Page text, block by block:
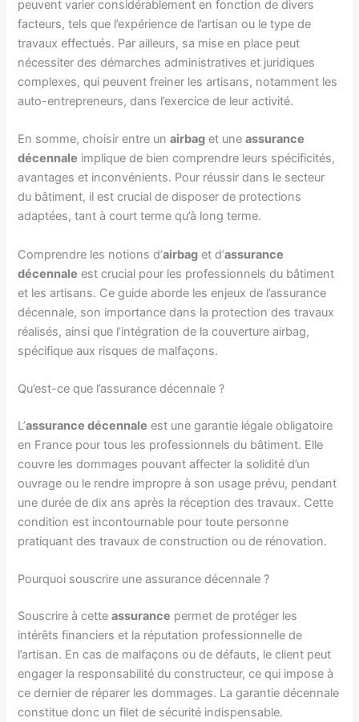
peuvent varier considérablement en fonction de divers
facteurs, tels que l’expérience de l’artisan ou le type de
travaux effectués. Par ailleurs, sa mise en place peut
nécessiter des démarches administratives et juridiques
complexes, qui peuvent freiner les artisans, notamment les
auto-entrepreneurs, dans l’exercice de leur activité.
En somme, choisir entre unairbag et uneassurance
décennale implique de bien comprendre leurs spécificités,
avantages et inconvénients. Pour réussir dans le secteur
du bâtiment, il est crucial de disposer de protections
adaptées, tant à court terme qu’à long terme.
Comprendre les notions d’airbag et d’assurance
décennale est crucial pour les professionnels du bâtiment
et les artisans. Ce guide aborde les enjeux de l’assurance
décennale, son importance dans la protection des travaux
réalisés, ainsi que l’intégration de la couverture airbag,
spécifique aux risques de malfaçons.
Qu’est-ce que l’assurance décennale ?
L’assurance décennale est une garantie légale obligatoire
en France pour tous les professionnels du bâtiment. Elle
couvre les dommages pouvant affecter la solidité d’un
ouvrage ou le rendre impropre à son usage prévu, pendant
une durée de dix ans après la réception des travaux. Cette
condition est incontournable pour toute personne
pratiquant des travaux de construction ou de rénovation.
Pourquoi souscrire une assurance décennale ?
Souscrire à cetteassurance permet de protéger les
intérêts financiers et la réputation professionnelle de
l’artisan. En cas de malfaçons ou de défauts, le client peut
engager la responsabilité du constructeur, ce qui impose à
ce dernier de réparer les dommages. La garantie décennale
constitue donc un filet de sécurité indispensable.